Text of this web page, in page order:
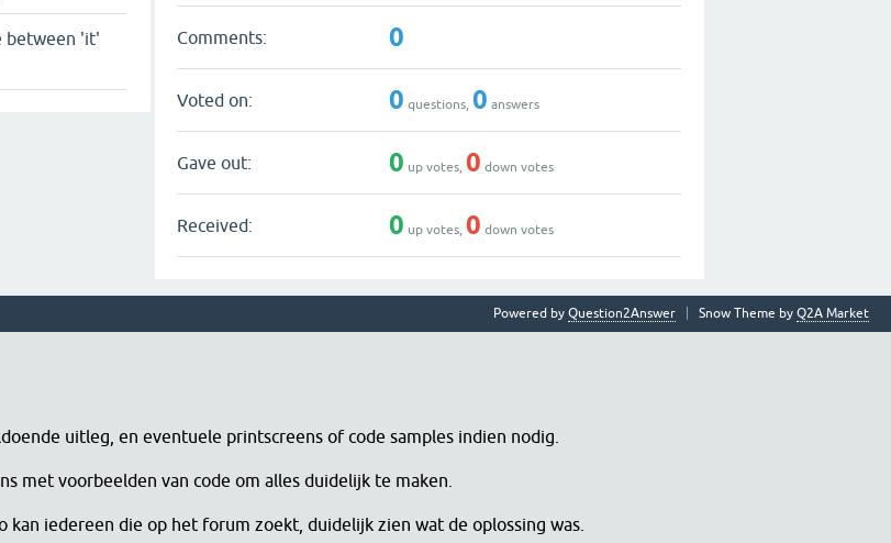
between 'it'
Comments: 0
Voted on: 0 questions,0 answers
Gave out: 0 up votes,0 down votes
Received: 0 up votes,0 down votes
Snow Theme by Q2A Market
Powered by Question2Answer
uitleg, en eventuele printscreens of code samples indien nodig.
met voorbeelden van code om alles duidelijk te maken.
iedereen die op het forum zoekt, duidelijk zien wat de oplossing was.